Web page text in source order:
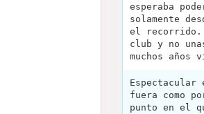
esperaba
solamente
el recorrido.
club y no
muchos
fuera como
punto en el